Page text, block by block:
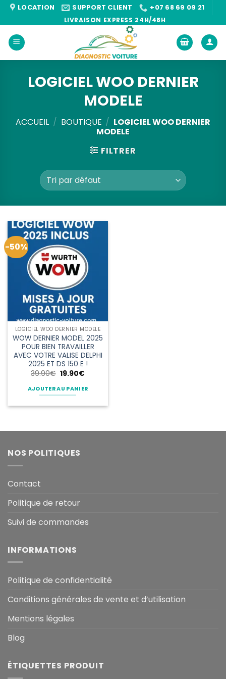
PasserLOCATION SUPPORT CLIENT
+07 68 69 09 21
LIVRAISON EXPRESS 24H/48H
LOGICIEL WOO DERNIER
MODELE
ACCUEIL / BOUTIQUE / LOGICIEL WOO DERNIER
MODELE
FILTRER
-50%
LOGICIEL WOO DERNIER MODELE
WOW DERNIER MODEL 2025
POUR BIEN TRAVAILLER
AVEC VOTRE VALISE DELPHI
2025 ET DS 150 E !
39.90€ Le
initial
était :
19.90€Le
actuel
est :
AJOUTER AU PANIER
NOS POLITIQUES
Contact
Politique de retour
Suivi de commandes
INFORMATIONS
Politique de confidentialité
Conditions générales de vente et d’utilisation
Mentions légales
Blog
ÉTIQUETTES PRODUIT